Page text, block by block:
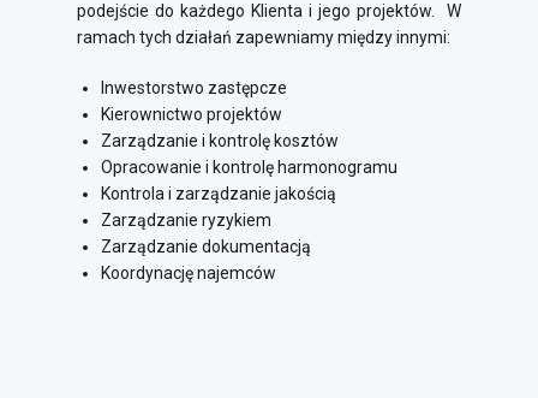
podejście do każdego Klienta i jego projektów. W
ramach tych działań zapewniamy między innymi:
Inwestorstwo zastępcze
Kierownictwo projektów
Zarządzanie i kontrolę kosztów
Opracowanie i kontrolę harmonogramu
Kontrola i zarządzanie jakością
Zarządzanie ryzykiem
Zarządzanie dokumentacją
Koordynację najemców